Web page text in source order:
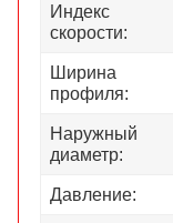
Индекс
скорости:
Ширина
профиля:
Наружный
диаметр:
Давление: